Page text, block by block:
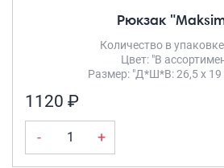
Рюкзак
Количество в
Цвет: "В
Размер: "Д*Ш*В: 26,5 х 19
1120 ₽
- +